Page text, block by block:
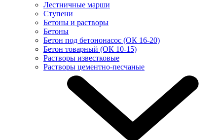
Лестничные марши
Ступени
Бетоны и растворы
Бетоны
Бетон под бетононасос (ОК 16-20)
Бетон товарный (ОК 10-15)
Растворы известковые
Растворы цементно-песчаные